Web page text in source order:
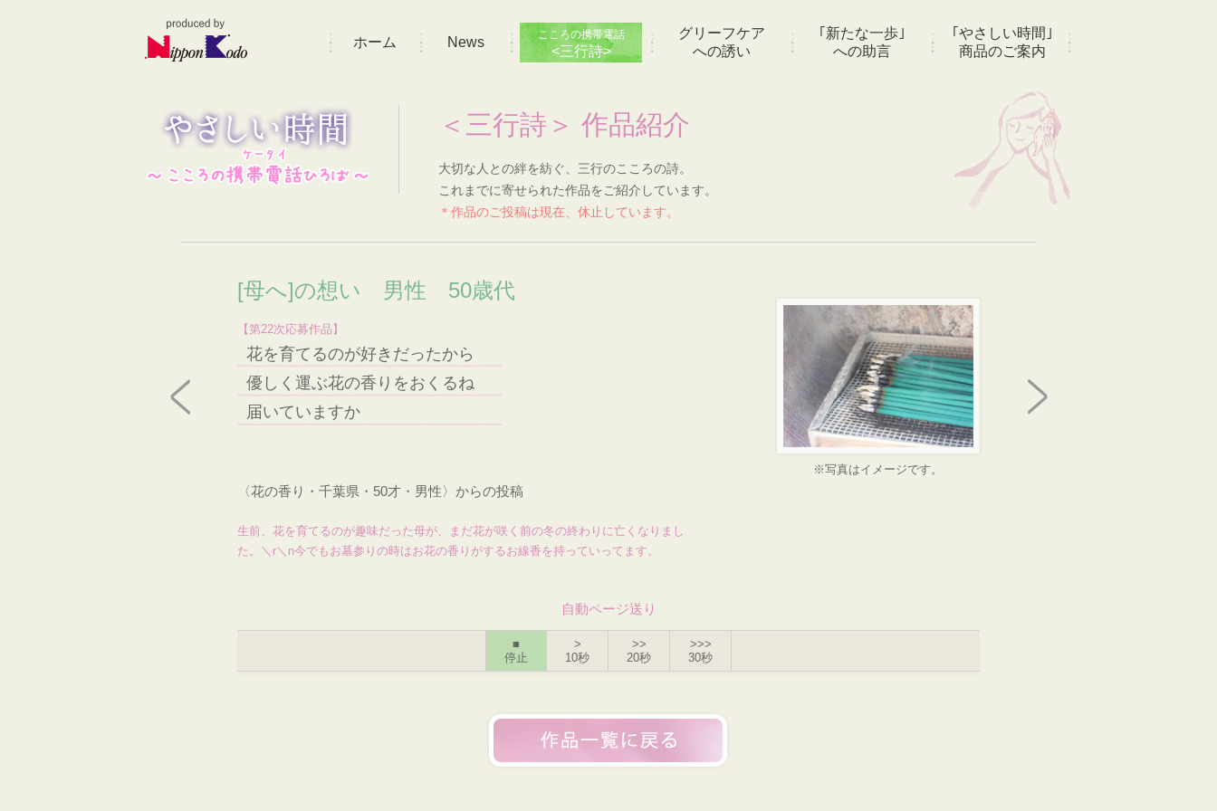
ホーム News こころの携帯電話
<三行詩>
グリーフケア
への誘い
｢新たな一歩｣
への助言
｢やさしい時間｣
商品のご案内
＜三行詩＞ 作品紹介
大切な人との絆を紡ぐ、三行のこころの詩。
これまでに寄せられた作品をご紹介しています。
＊作品のご投稿は現在、休止しています。
[母へ]の想い 男性 50歳代
【第22次応募作品】
花を育てるのが好きだったから
優しく運ぶ花の香りをおくるね
届いていますか
※写真はイメージです。
〈花の香り・千葉県・50才・男性〉からの投稿
生前、花を育てるのが趣味だった母が、まだ花が咲く前の冬の終わりに亡くなりまし
た。＼r＼n今でもお墓参りの時はお花の香りがするお線香を持っていってます。
自動ページ送り
■
停止
>
10秒
>>
20秒
>>>
30秒